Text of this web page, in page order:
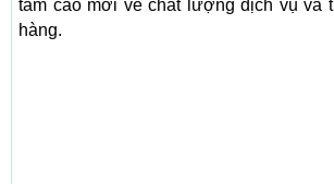
tầm cao mới về chất lượng dịch vụ và
hàng.